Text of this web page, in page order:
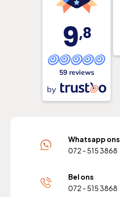
9,8
59 reviews
by
Whatsapp ons
072 - 515 3868
Bel ons
072 - 515 3868